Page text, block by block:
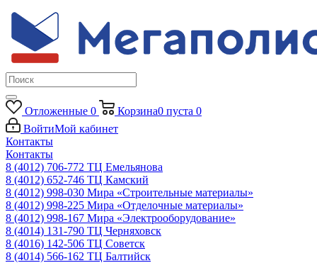
Отложенные 0 Корзина0 пуста 0
ВойтиМой кабинет
Контакты
Контакты
8 (4012) 706-772 ТЦ Емельянова
8 (4012) 652-746 ТЦ Камский
8 (4012) 998-030 Мира «Строительные материалы»
8 (4012) 998-225 Мира «Отделочные материалы»
8 (4012) 998-167 Мира «Электрооборудование»
8 (4014) 131-790 ТЦ Черняховск
8 (4016) 142-506 ТЦ Советск
8 (4014) 566-162 ТЦ Балтийск